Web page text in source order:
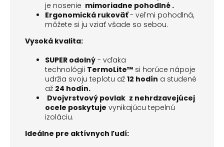
je nosenie mimoriadne pohodlné .
Ergonomická rukoväť- veľmi pohodlná,
môžete si ju vziať všade so sebou.
Vysoká kvalita:
SUPER odolný - vďaka
technológii TermoLite™ si horúce nápoje
udržia svoju teplotu až 12 hodín a studené
až 24 hodín.
Dvojvrstvový povlak z nehrdzavejúcej
ocele poskytuje vynikajúcu tepelnú
izoláciu.
Ideálne pre aktívnych ľudí: